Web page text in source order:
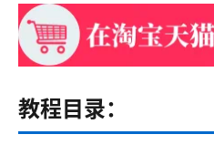
教程目录：